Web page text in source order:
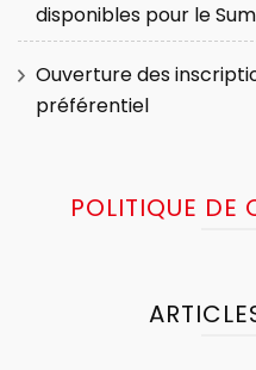
disponibles pour le
Ouverture des
préférentiel
POLITIQUE DE